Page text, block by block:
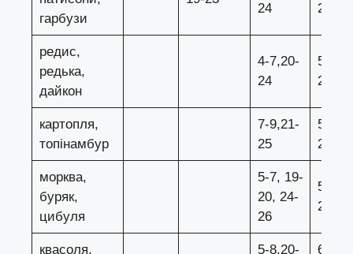
гарбузи
24 25
редис,
редька,
дайкон
4-7,20-
24
5-7,
26
картопля,
топінамбур
7-9,21-
25
5-9,
24
морква,
буряк,
цибуля
5-7, 19-
20, 24-
26
5-9,
24
квасоля,
5-8,20-
6-7,